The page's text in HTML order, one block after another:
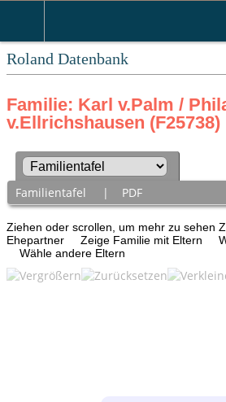
Roland Datenbank
Familie: Karl v.Palm /
v.Ellrichshausen (F25738)
Familientafel | PDF
Ziehen oder scrollen, um mehr zu sehen
Ehepartner
Zeige Familie mit Eltern
Wähle andere Eltern